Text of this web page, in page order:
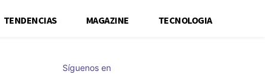
TENDENCIAS MAGAZINE TECNOLOGIA
Síguenos en